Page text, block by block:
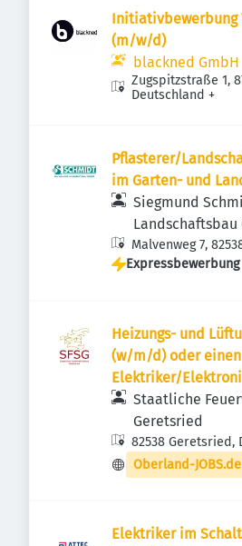
Initiativbewerbung
(m/w/d)
blackned GmbH
Zugspitzstraße 1,
Deutschland +
Pflasterer/
im Garten- und
Siegmund
Landschaftsbau
Malvenweg 7,
Deutschland
Expressbewerbung
Heizungs- und
(w/m/d) oder einen
Elektriker/
undStaatliche
Geretsried
82538 Geretsried,
Oberland-JOBS.de
Elektriker im